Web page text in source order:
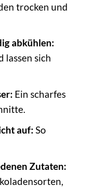
trocken und
abkühlen:
lassen sich
Ein scharfes
auf: So
Zutaten: